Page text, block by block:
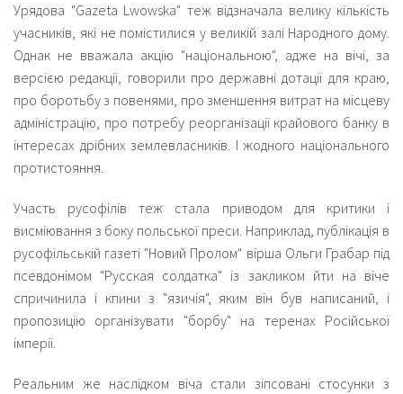
Урядова "Gazeta Lwowska" теж відзначала велику кількість
учасників, які не помістилися у великій залі Народного дому.
Однак не вважала акцію "національною", адже на вічі, за
версією редакції, говорили про державні дотації для краю,
про боротьбу з повенями, про зменшення витрат на місцеву
адміністрацію, про потребу реорганізації крайового банку в
інтересах дрібних землевласників. І жодного національного
протистояння.
Участь русофілів теж стала приводом для критики і
висміювання з боку польської преси. Наприклад, публікація в
русофільській газеті "Новий Пролом" вірша Ольги Грабар під
псевдонімом "Русская солдатка" із закликом йти на віче
спричинила і кпини з "язичія", яким він був написаний, і
пропозицію організувати "борбу" на теренах Російської
імперії.
Реальним же наслідком віча стали зіпсовані стосунки з